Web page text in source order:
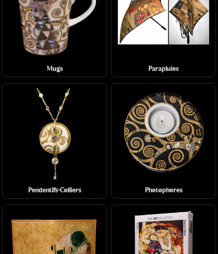
Mugs Parapluies
Pendentifs-Colliers Photophores